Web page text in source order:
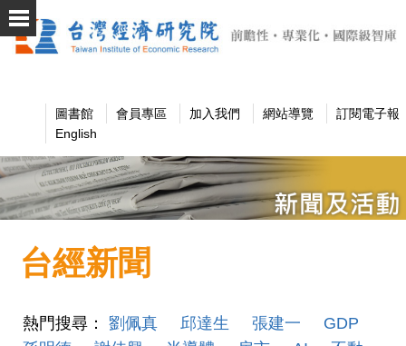
圖書館 會員專區 加入我們 網站導覽
訂閱電子報
English
台經新聞
熱門搜尋：劉佩真 邱達生 張建一
GDP